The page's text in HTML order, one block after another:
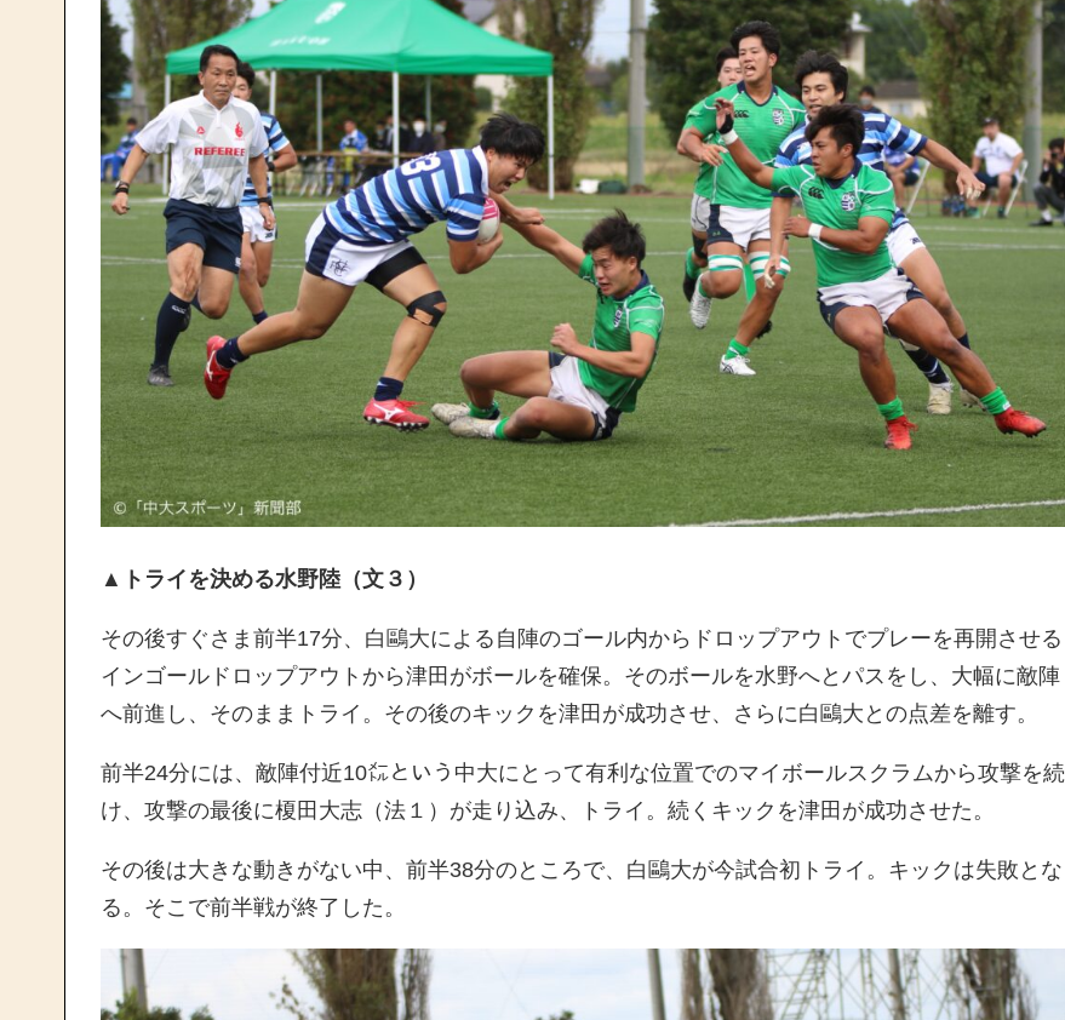
▲トライを決める水野陸（文３）
その後すぐさま前半17分、白鷗大による自陣のゴール内からドロップアウトでプレーを再開させる
インゴールドロップアウトから津田がボールを確保。そのボールを水野へとパスをし、大幅に敵陣
へ前進し、そのままトライ。その後のキックを津田が成功させ、さらに白鷗大との点差を離す。
前半24分には、敵陣付近10㍍という中大にとって有利な位置でのマイボールスクラムから攻撃を続
け、攻撃の最後に榎田大志（法１）が走り込み、トライ。続くキックを津田が成功させた。
その後は大きな動きがない中、前半38分のところで、白鷗大が今試合初トライ。キックは失敗とな
る。そこで前半戦が終了した。